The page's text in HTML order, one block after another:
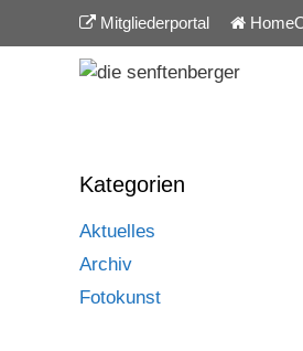
Mitgliederportal
Kategorien
Aktuelles
Archiv
Fotokunst